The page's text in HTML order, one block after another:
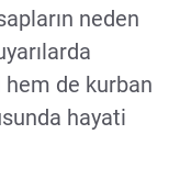
neden
de kurban
hayati